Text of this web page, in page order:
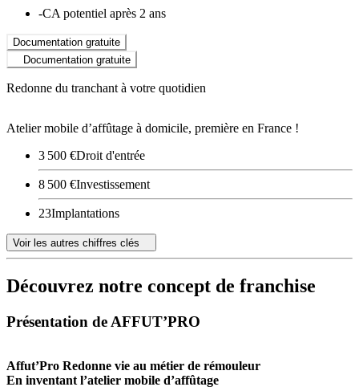
-CA potentiel après 2 ans
Documentation gratuite
Documentation gratuite
Redonne du tranchant à votre quotidien
Atelier mobile d’affûtage à domicile, première en France !
3 500 €Droit d'entrée
8 500 €Investissement
23Implantations
Voir les autres chiffres clés
Découvrez notre concept de franchise
Présentation de AFFUT’PRO
Affut’Pro Redonne vie au métier de rémouleur
En inventant l’atelier mobile d’affûtage